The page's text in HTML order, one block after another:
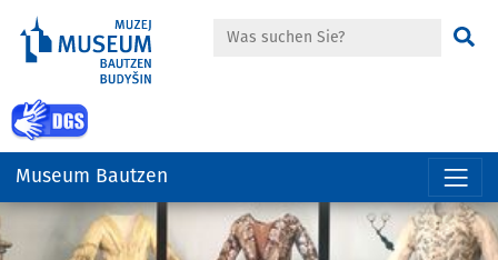
Hauptregion
Seite
Suche
Museum Bautzen